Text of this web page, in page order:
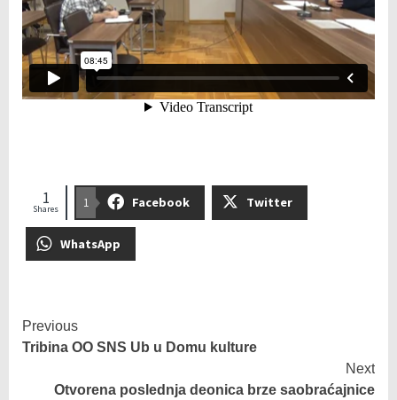
1 Facebook Twitter
WhatsApp
Shares
1
Previous
Tribina OO SNS Ub u Domu kulture
Next
Otvorena poslednja deonica brze saobraćajnice